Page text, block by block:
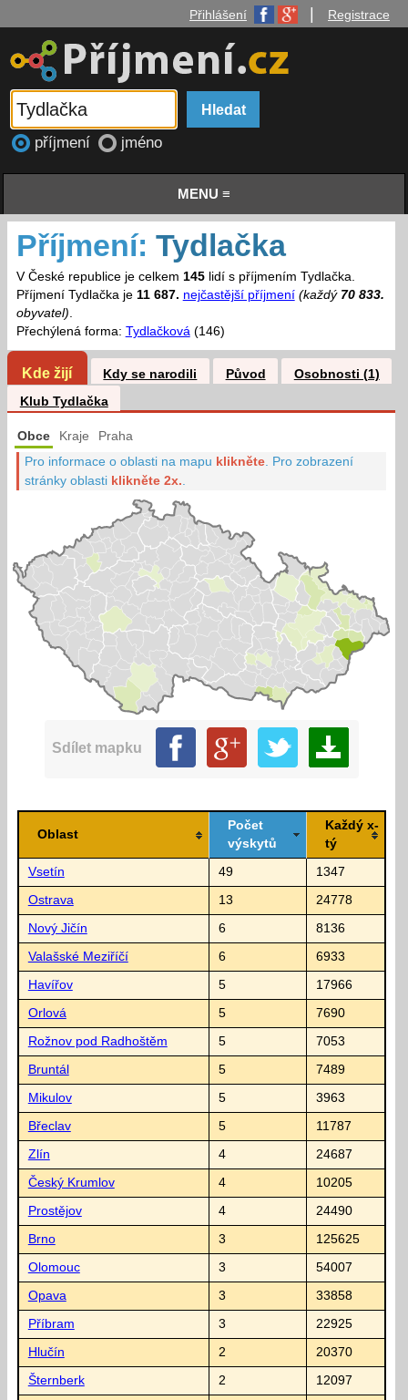
Přihlášení Registrace
příjmení jméno
MENU ≡
Příjmení: Tydlačka
V České republice je celkem 145lidí s příjmením Tydlačka.
Příjmení Tydlačka je 11 687. nejčastější příjmení (každý 70 833.
obyvatel).
Přechýlená forma: Tydlačková(146)
Kde žijí Kdy se narodili Původ
Osobnosti (1)
Klub Tydlačka
Obce Kraje Praha
Pro informace o oblasti na mapu klikněte Pro zobrazení
stránky oblasti klikněte 2x.
Sdílet mapku
Oblast
Počet
výskytů
Každý x-
tý
Vsetín 49 1347
Ostrava 13 24778
Nový Jičín 6 8136
Valašské Meziříčí 6 6933
Havířov 5 17966
Orlová 5 7690
Rožnov pod Radhoštěm 5 7053
Bruntál 5 7489
Mikulov 5 3963
Břeclav 5 11787
Zlín 4 24687
Český Krumlov 4 10205
Prostějov 4 24490
Brno 3 125625
Olomouc 3 54007
Opava 3 33858
Příbram 3 22925
Hlučín 2 20370
Šternberk 2 12097